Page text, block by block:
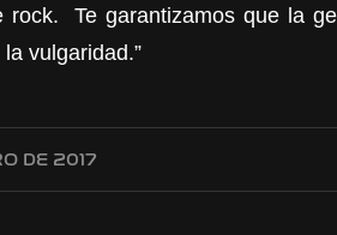
rock. Te garantizamos que la
vulgaridad.”
DE 2017